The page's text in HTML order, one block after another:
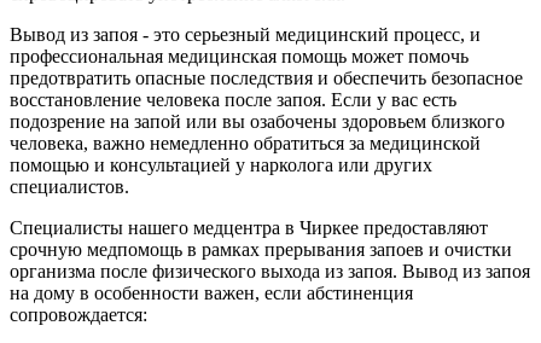
Вывод из запоя - это серьезный медицинский процесс, и
профессиональная медицинская помощь может помочь
предотвратить опасные последствия и обеспечить безопасное
восстановление человека после запоя. Если у вас есть
подозрение на запой или вы озабочены здоровьем близкого
человека, важно немедленно обратиться за медицинской
помощью и консультацией у нарколога или других
специалистов.
Специалисты нашего медцентра в Чиркее предоставляют
срочную медпомощь в рамках прерывания запоев и очистки
организма после физического выхода из запоя. Вывод из запоя
на дому в особенности важен, если абстиненция
сопровождается: